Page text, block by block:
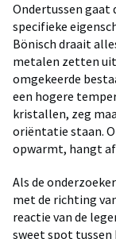
Ondertussen
specifieke
Bönisch draait
metalen zetten
omgekeerde
een hogere
kristallen, zeg
oriëntatie staan.
opwarmt, hangt af
Als de
met de richting
reactie van de
sweet spot